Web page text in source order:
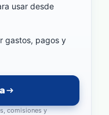
usar desde
gastos, pagos y
comisiones y